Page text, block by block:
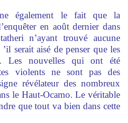
également le fait que la
en août dernier dans
n’ayant trouvé aucune
serait aisé de penser que les
Les nouvelles qui ont été
violents ne sont pas des
révélateur des nombreux
le Haut-Ocamo. Le véritable
que tout va bien dans cette